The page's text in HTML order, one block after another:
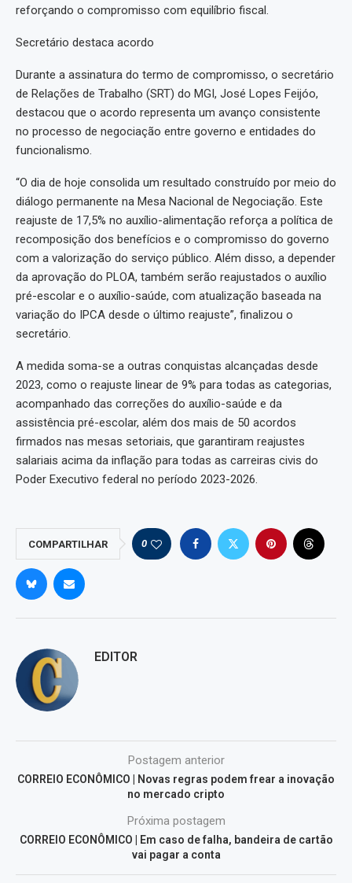
reforçando o compromisso com equilíbrio fiscal.
Secretário destaca acordo
Durante a assinatura do termo de compromisso, o secretário
de Relações de Trabalho (SRT) do MGI, José Lopes Feijóo,
destacou que o acordo representa um avanço consistente
no processo de negociação entre governo e entidades do
funcionalismo.
“O dia de hoje consolida um resultado construído por meio do
diálogo permanente na Mesa Nacional de Negociação. Este
reajuste de 17,5% no auxílio-alimentação reforça a política de
recomposição dos benefícios e o compromisso do governo
com a valorização do serviço público. Além disso, a depender
da aprovação do PLOA, também serão reajustados o auxílio
pré-escolar e o auxílio-saúde, com atualização baseada na
variação do IPCA desde o último reajuste”, finalizou o
secretário.
A medida soma-se a outras conquistas alcançadas desde
2023, como o reajuste linear de 9% para todas as categorias,
acompanhado das correções do auxílio-saúde e da
assistência pré-escolar, além dos mais de 50 acordos
firmados nas mesas setoriais, que garantiram reajustes
salariais acima da inflação para todas as carreiras civis do
Poder Executivo federal no período 2023-2026.
COMPARTILHAR 0
EDITOR
Postagem anterior
CORREIO ECONÔMICO | Novas regras podem frear a inovação
no mercado cripto
Próxima postagem
CORREIO ECONÔMICO | Em caso de falha, bandeira de cartão
vai pagar a conta